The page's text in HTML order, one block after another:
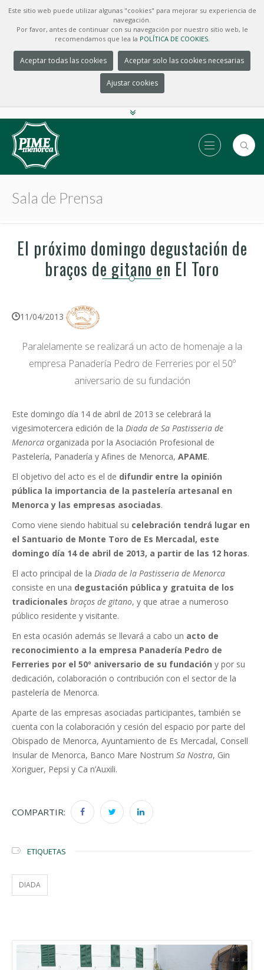
Este sitio web puede utilizar algunas "cookies" para mejorar su experiencia de
navegación.
Por favor, antes de continuar con su navegación por nuestro sitio web, le
recomendamos que lea la POLÍTICA DE COOKIES.
Aceptar todas las cookies Aceptar solo las cookies necesarias
Ajustar cookies
Sala de Prensa
El próximo domingo degustación de
braços de gitano en El Toro
11/04/2013
Paralelamente se realizará un acto de homenaje a la
empresa Panadería Pedro de Ferreries por el 50º
aniversario de su fundación
Este domingo día 14 de abril de 2013 se celebrará la
vigesimotercera edición de la Diada de Sa Pastisseria de
Menorca organizada por la Asociación Profesional de
Pastelería, Panadería y Afines de Menorca, APAME.
El objetivo del acto es el de difundir entre la opinión
pública la importancia de la pastelería artesanal en
Menorca y las empresas asociadas.
Como viene siendo habitual su celebración tendrá lugar en
el Santuario de Monte Toro de Es Mercadal, este
domingo día 14 de abril de 2013, a partir de las 12 horas.
El acto principal de la Diada de la Pastisseria de Menorca
consiste en una degustación pública y gratuita de los
tradicionales braços de gitano, y que atrae a numeroso
público residente y visitante.
En esta ocasión además se llevará a cabo un acto de
reconocimiento a la empresa Panadería Pedro de
Ferreries por el 50º aniversario de su fundación y por su
dedicación, colaboración o contribución con el sector de la
pastelería de Menorca.
Aparte de las empresas asociadas participantes, también se
cuenta con la colaboración y cesión del espacio por parte del
Obispado de Menorca, Ayuntamiento de Es Mercadal, Consell
Insular de Menorca, Banco Mare Nostrum Sa Nostra, Gin
Xoriguer, Pepsi y Ca n’Auxili.
COMPARTIR:
ETIQUETAS
DIADA